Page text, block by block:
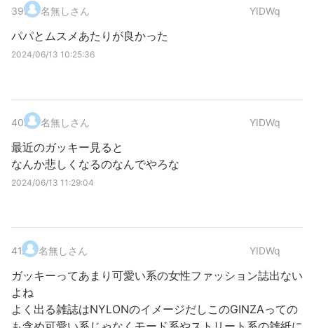
39. 名無しさん YIDWq
パパとムスメあたりが良かった
2024/06/13 10:25:36
40. 名無しさん YIDWq
最近のガッキー見ると
なんか悲しくなるのなんでやろな
2024/06/13 11:29:04
41. 名無しさん YIDWq
ガッキーってあまり可愛い系の女性ファッション誌出ない
よね
よく出る雑誌はNYLONのイメージだしこのGINZAっての